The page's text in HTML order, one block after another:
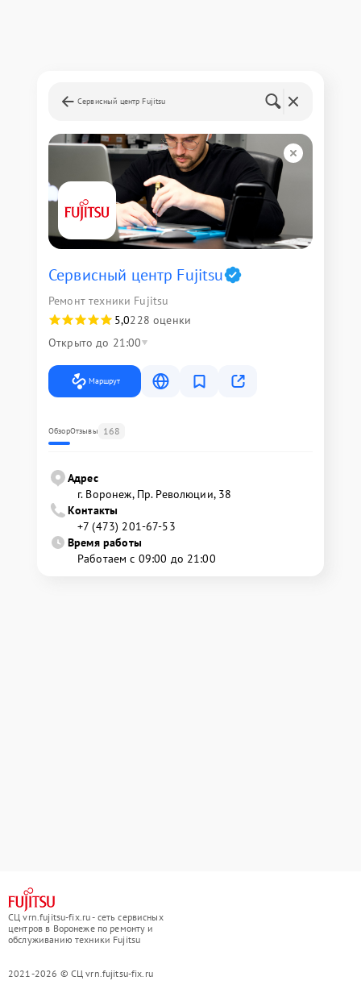
Сервисный центр Fujitsu
Сервисный центр Fujitsu
Ремонт техники Fujitsu
5,0228 оценки
Открыто до 21:00
Маршрут
ОбзорОтзывы 168
Адрес
г. Воронеж, Пр. Революции, 38
Контакты
+7 (473) 201-67-53
Время работы
Работаем с 09:00 до 21:00
СЦ vrn.fujitsu-fix.ru - сеть сервисных
центров в Воронеже по ремонту и
обслуживанию техники Fujitsu
2021-2026 © СЦ vrn.fujitsu-fix.ru